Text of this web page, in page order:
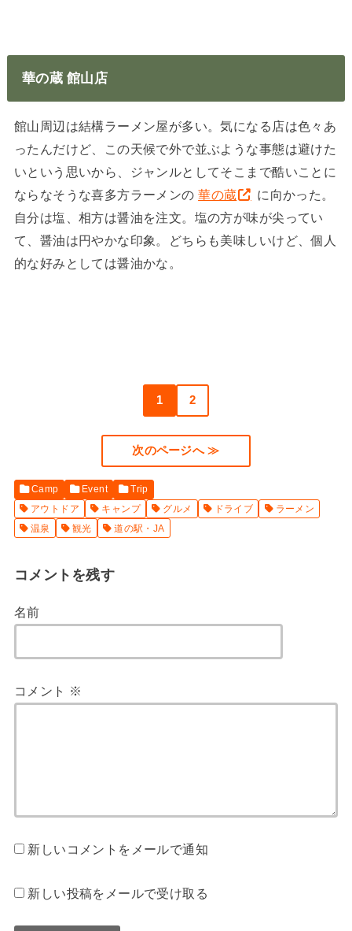
華の蔵 館山店
館山周辺は結構ラーメン屋が多い。気になる店は色々あ
ったんだけど、この天候で外で並ぶような事態は避けた
いという思いから、ジャンルとしてそこまで酷いことに
ならなそうな喜多方ラーメンの華の蔵
に向かった。
自分は塩、相方は醤油を注文。塩の方が味が尖ってい
て、醤油は円やかな印象。どちらも美味しいけど、個人
的な好みとしては醤油かな。
1 2
次のページへ ≫
Camp Event
Trip
アウトドア
キャンプ グルメ ドライブ
ラーメン
温泉
観光 道の駅・JA
コメントを残す
名前
コメント ※
新しいコメントをメールで通知
新しい投稿をメールで受け取る